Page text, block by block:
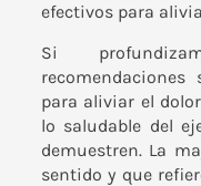
efectivos para
Si
para aliviar el
lo saludable del
demuestren. La
sentido y que